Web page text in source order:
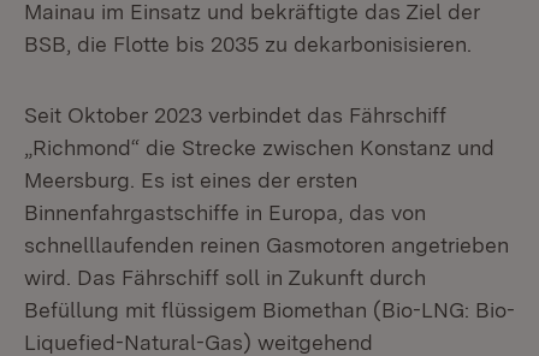
Mainau im Einsatz und bekräftigte das Ziel der
BSB, die Flotte bis 2035 zu dekarbonisisieren.
Seit Oktober 2023 verbindet das Fährschiff
„Richmond“ die Strecke zwischen Konstanz und
Meersburg. Es ist eines der ersten
Binnenfahrgastschiffe in Europa, das von
schnelllaufenden reinen Gasmotoren angetrieben
wird. Das Fährschiff soll in Zukunft durch
Befüllung mit flüssigem Biomethan (Bio-LNG: Bio-
Liquefied-Natural-Gas) weitgehend